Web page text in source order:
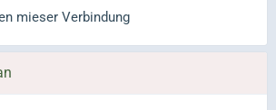
mieser Verbindung